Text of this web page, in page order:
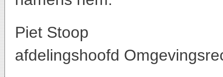
Piet Stoop
afdelingshoofd